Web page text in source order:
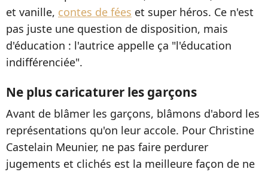
et vanille, contes de fées et super héros. Ce n'est
pas juste une question de disposition, mais
d'éducation : l'autrice appelle ça "l'éducation
indifférenciée".
Ne plus caricaturer les garçons
Avant de blâmer les garçons, blâmons d'abord les
représentations qu'on leur accole. Pour Christine
Castelain Meunier, ne pas faire perdurer
jugements et clichés est la meilleure façon de ne